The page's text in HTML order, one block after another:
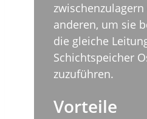
anderen, um sie
die gleiche
Schichtspeicher
zuzuführen.
Vorteile